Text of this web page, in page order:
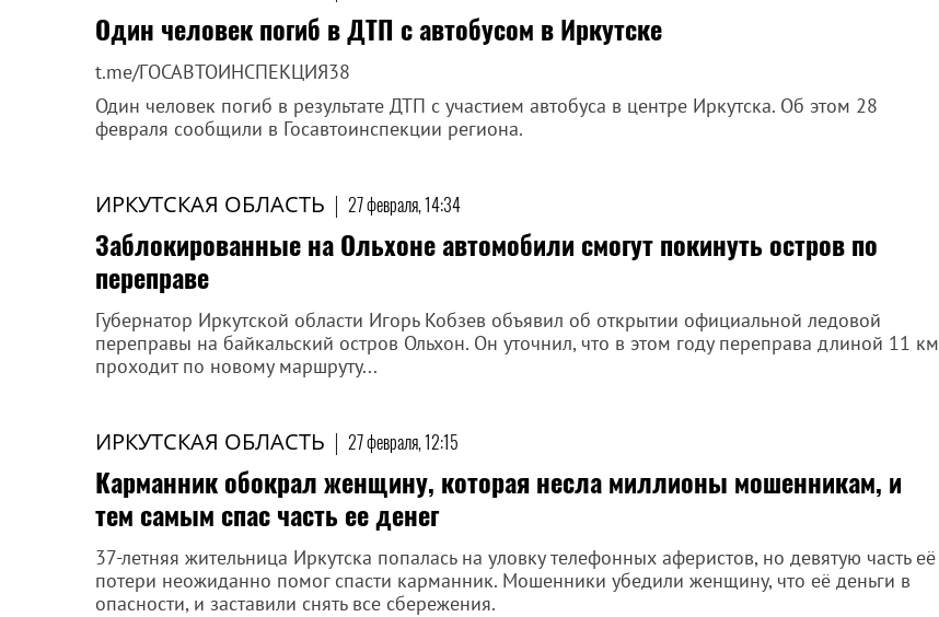
Один человек погиб в ДТП с автобусом в Иркутске
t.me/ГОСАВТОИНСПЕКЦИЯ38
Один человек погиб в результате ДТП с участием автобуса в центре Иркутска. Об этом 28
февраля сообщили в Госавтоинспекции региона.
ИРКУТСКАЯ ОБЛАСТЬ | 27 февраля, 14:34
Заблокированные на Ольхоне автомобили смогут покинуть остров по
переправе
Губернатор Иркутской области Игорь Кобзев объявил об открытии официальной ледовой
переправы на байкальский остров Ольхон. Он уточнил, что в этом году переправа длиной 11 км
проходит по новому маршруту...
ИРКУТСКАЯ ОБЛАСТЬ | 27 февраля, 12:15
Карманник обокрал женщину, которая несла миллионы мошенникам, и
тем самым спас часть ее денег
37-летняя жительница Иркутска попалась на уловку телефонных аферистов, но девятую часть её
потери неожиданно помог спасти карманник. Мошенники убедили женщину, что её деньги в
опасности, и заставили снять все сбережения.